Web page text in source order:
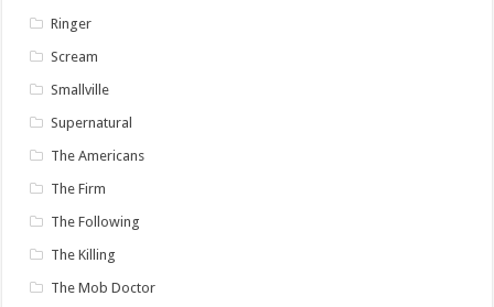
Ringer
Scream
Smallville
Supernatural
The Americans
The Firm
The Following
The Killing
The Mob Doctor